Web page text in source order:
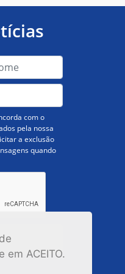
em ACEITO.
com o
pela nossa
a exclusão
quando